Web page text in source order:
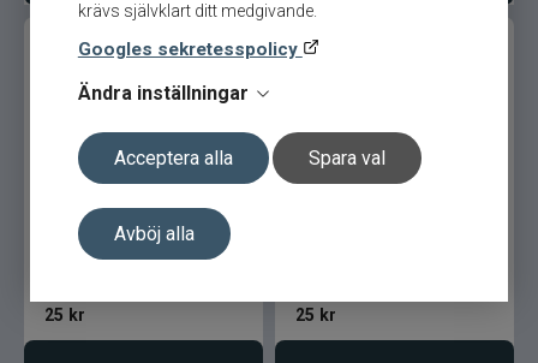
krävs självklart ditt medgivande.
Googles sekretesspolicy
Ändra inställningar
Acceptera alla Spara val
Avböj alla
Hot Yellow Perch
25 kr 25 kr